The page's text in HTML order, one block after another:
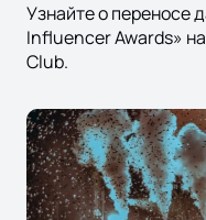
Узнайте о переносе
Influencer Awards»
Club.